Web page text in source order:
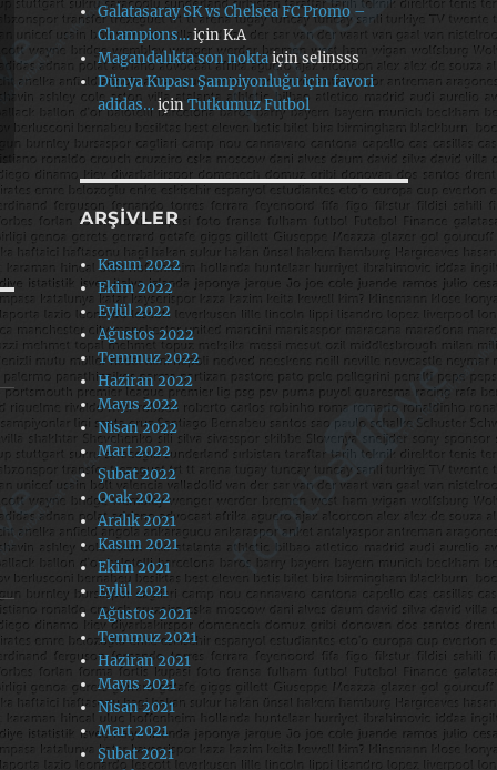
Galatasaray SK vs Chelsea FC Promo –
Champions…içinK.A
Magandalıkta son noktaiçinselinsss
Dünya Kupası Şampiyonluğu için favori
adidas…içinTutkumuz Futbol
ARŞIVLER
Kasım 2022
Ekim 2022
Eylül 2022
Ağustos 2022
Temmuz 2022
Haziran 2022
Mayıs 2022
Nisan 2022
Mart 2022
Şubat 2022
Ocak 2022
Aralık 2021
Kasım 2021
Ekim 2021
Eylül 2021
Ağustos 2021
Temmuz 2021
Haziran 2021
Mayıs 2021
Nisan 2021
Mart 2021
Şubat 2021